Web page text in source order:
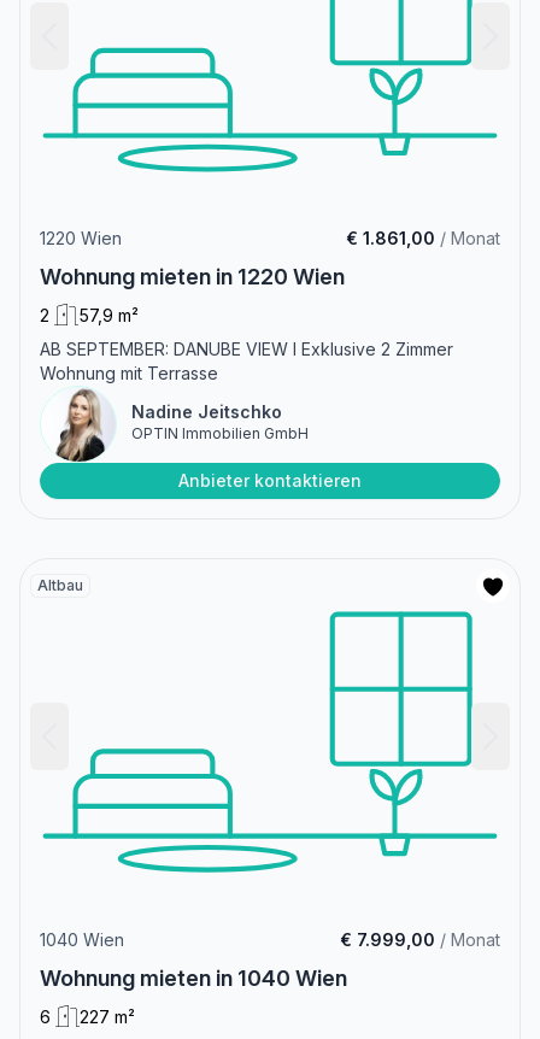
1220 Wien € 1.861,00 / Monat
Wohnung mieten in 1220 Wien
2
57,9 m²
AB SEPTEMBER: DANUBE VIEW I Exklusive 2 Zimmer
Wohnung mit Terrasse
Nadine Jeitschko
OPTIN Immobilien GmbH
Anbieter kontaktieren
Altbau
1040 Wien € 7.999,00 / Monat
Wohnung mieten in 1040 Wien
6
227 m²